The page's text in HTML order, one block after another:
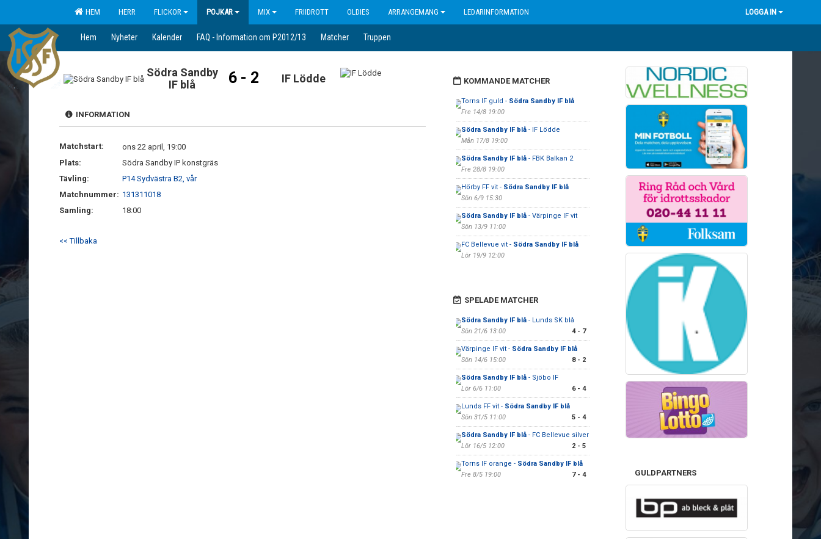
HEM HERR FLICKOR POJKAR MIX FRIIDROTT OLDIES ARRANGEMANG LEDARINFORMATION LOGGA IN
Hem Nyheter Kalender FAQ - Information om P2012/13 Matcher Truppen
Södra Sandby
IF blå
6 - 2 IF Lödde
INFORMATION
Matchstart:
ons 22 april, 19:00
Plats:
Södra Sandby IP konstgräs
Tävling:
P14 Sydvästra B2, vår
Matchnummer: 131311018
Samling:
18:00
<< Tillbaka
KOMMANDE MATCHER
Torns IF guld - Södra Sandby IF blå
Fre 14/8 19:00
Södra Sandby IF blå- IF Lödde
Mån 17/8 19:00
Södra Sandby IF blå- FBK Balkan 2
Fre 28/8 19:00
Hörby FF vit - Södra Sandby IF blå
Sön 6/9 15:30
Södra Sandby IF blå- Värpinge IF vit
Sön 13/9 11:00
FC Bellevue vit - Södra Sandby IF blå
Lör 19/9 12:00
SPELADE MATCHER
Södra Sandby IF blå- Lunds SK blå
Sön 21/6 13:00
4 - 7
Värpinge IF vit - Södra Sandby IF blå
Sön 14/6 15:00
8 - 2
Södra Sandby IF blå- Sjöbo IF
Lör 6/6 11:00
6 - 4
Lunds FF vit - Södra Sandby IF blå
Sön 31/5 11:00
5 - 4
Södra Sandby IF blå- FC Bellevue silver
Lör 16/5 12:00
2 - 5
Torns IF orange - Södra Sandby IF blå
Fre 8/5 19:00
7 - 4 GULDPARTNERS